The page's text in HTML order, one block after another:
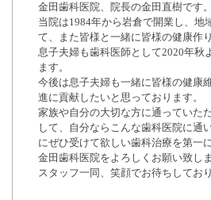
金田歯科医院、院長の金田直樹です。
当院は1984年から岩倉で開業し、地
て、また皆様と一緒に皆様の健康作
息子夫婦も歯科医師として2020年秋
ます。
今後は息子夫婦も一緒に皆様の健康
進に貢献したいと思っております。
家族や自分の大切な方に通っていた
して、自分ならこんな歯科医院に通
にぜひ受けて欲しい歯科治療を第一
金田歯科医院をよろしくお願い致しま
スタッフ一同、笑顔でお待ちしており